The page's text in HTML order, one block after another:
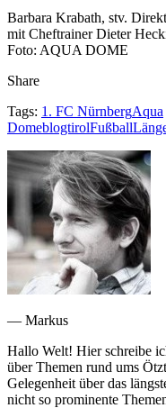
Barbara Krabath, stv.
mit Cheftrainer Dieter
Foto: AQUA DOME
Share
Tags: 1. FC NürnbergAqua
DomeblogtirolFußball
— Markus
Hallo Welt! Hier schreibe
über Themen rund ums
Gelegenheit über das
nicht so prominente